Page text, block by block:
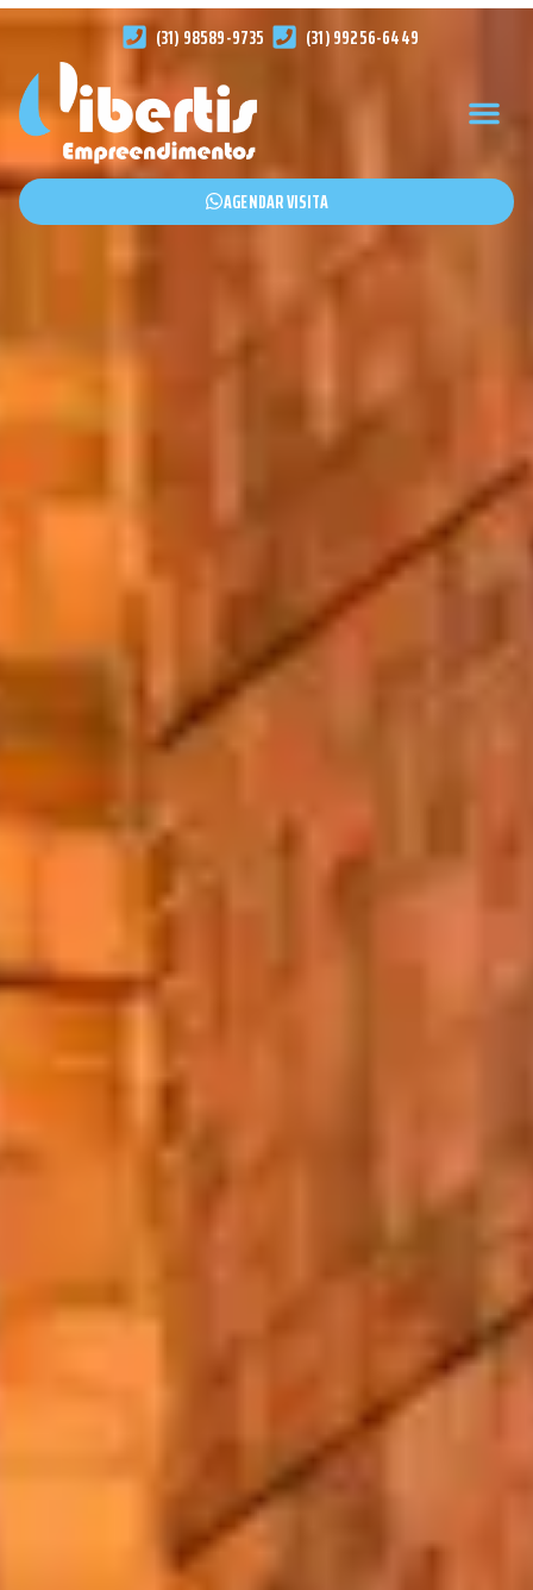
(31) 98589-9735 (31) 99256-6449
AGENDAR VISITA